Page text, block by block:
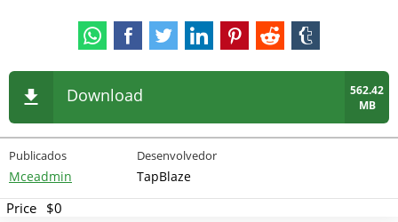
Download
562.42
MB
Publicados
Mceadmin
Desenvolvedor
TapBlaze
Price $0